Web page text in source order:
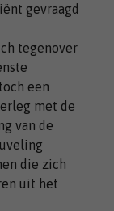
gevraagd
tegenover
een
met de
van de
die zich
uit het